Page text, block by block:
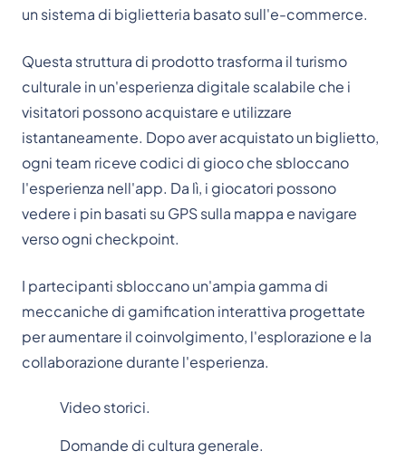
un sistema di biglietteria basato sull'e-commerce.
Questa struttura di prodotto trasforma il turismo
culturale in un'esperienza digitale scalabile che i
visitatori possono acquistare e utilizzare
istantaneamente. Dopo aver acquistato un biglietto,
ogni team riceve codici di gioco che sbloccano
l'esperienza nell'app. Da lì, i giocatori possono
vedere i pin basati su GPS sulla mappa e navigare
verso ogni checkpoint.
I partecipanti sbloccano un'ampia gamma di
meccaniche di gamification interattiva progettate
per aumentare il coinvolgimento, l'esplorazione e la
collaborazione durante l'esperienza.
Video storici.
Domande di cultura generale.